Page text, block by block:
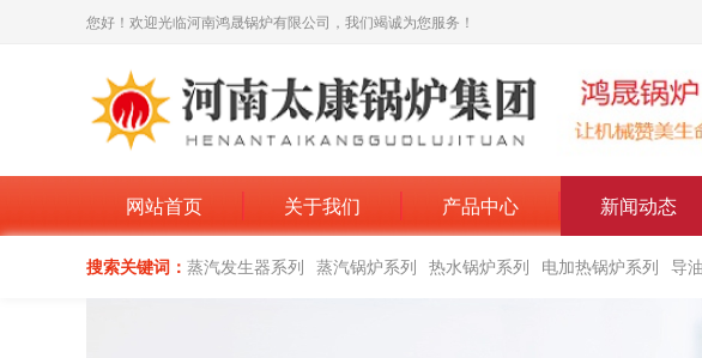
您好！欢迎光临河南鸿晟锅炉有限公司，我们竭诚为您服务！
网站首页 关于我们 产品中心 新闻动态
搜索关键词： 蒸汽发生器系列 蒸汽锅炉系列 热水锅炉系列 电加热锅炉系列 导